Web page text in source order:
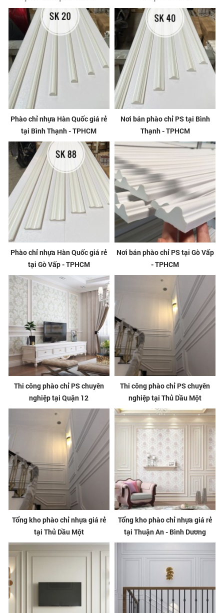
Phào chỉ nhựa Hàn Quốc giá rẻ
tại Bình Thạnh - TPHCM
Nơi bán phào chỉ PS tại Bình
Thạnh - TPHCM
Phào chỉ nhựa Hàn Quốc giá rẻ
tại Gò Vấp - TPHCM
Nơi bán phào chỉ PS tại Gò Vấp
- TPHCM
Thi công phào chỉ PS chuyên
nghiệp tại Quận 12
Thi công phào chỉ PS chuyên
nghiệp tại Thủ Dầu Một
Tổng kho phào chỉ nhựa giá rẻ
tại Thủ Dầu Một
Tổng kho phào chỉ nhựa giá rẻ
tại Thuận An - Bình Dương